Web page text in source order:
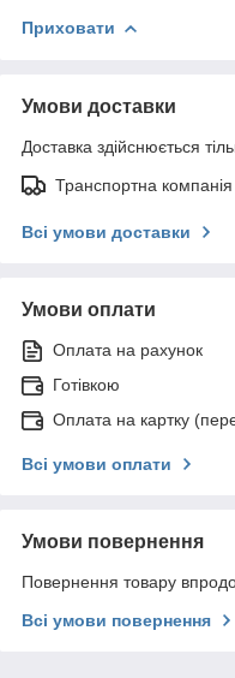
Приховати
Умови доставки
Доставка здійснюється
Транспортна компанія
Всі умови доставки
Умови оплати
Оплата на рахунок
Готівкою
Оплата на картку
Всі умови оплати
Умови повернення
Повернення товару
Всі умови повернення